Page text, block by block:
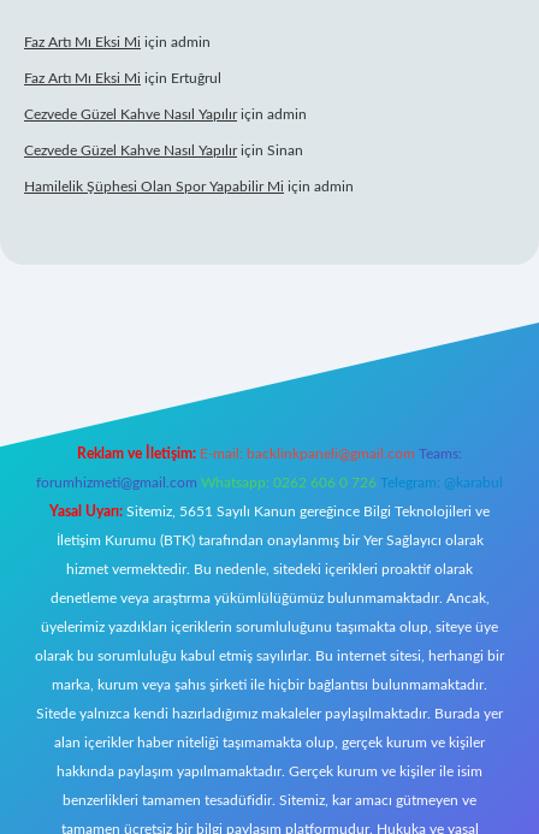
Faz Artı Mı Eksi Mi için admin
Faz Artı Mı Eksi Mi için Ertuğrul
Cezvede Güzel Kahve Nasıl Yapılıriçin admin
Cezvede Güzel Kahve Nasıl Yapılıriçin Sinan
Hamilelik Şüphesi Olan Spor Yapabilir Mi için admin
Reklam ve İletişim: E-mail: backlinkpaneli@gmail.com Teams:
forumhizmeti@gmail.com Whatsapp: 0262 606 0 726 Telegram: @karabul
Yasal Uyarı: Sitemiz, 5651 Sayılı Kanun gereğince Bilgi Teknolojileri ve
İletişim Kurumu (BTK) tarafından onaylanmış bir Yer Sağlayıcı olarak
hizmet vermektedir. Bu nedenle, sitedeki içerikleri proaktif olarak
denetleme veya araştırma yükümlülüğümüz bulunmamaktadır. Ancak,
üyelerimiz yazdıkları içeriklerin sorumluluğunu taşımakta olup, siteye üye
olarak bu sorumluluğu kabul etmiş sayılırlar. Bu internet sitesi, herhangi bir
marka, kurum veya şahıs şirketi ile hiçbir bağlantısı bulunmamaktadır.
Sitede yalnızca kendi hazırladığımız makaleler paylaşılmaktadır. Burada yer
alan içerikler haber niteliği taşımamakta olup, gerçek kurum ve kişiler
hakkında paylaşım yapılmamaktadır. Gerçek kurum ve kişiler ile isim
benzerlikleri tamamen tesadüfidir. Sitemiz, kar amacı gütmeyen ve
tamamen ücretsiz bir bilgi paylaşım platformudur. Hukuka ve yasal